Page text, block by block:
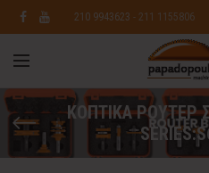
210 9943623 - 211 1155806
ΚΟΠΤΙΚΑ ΡΟΥΤΕΡ